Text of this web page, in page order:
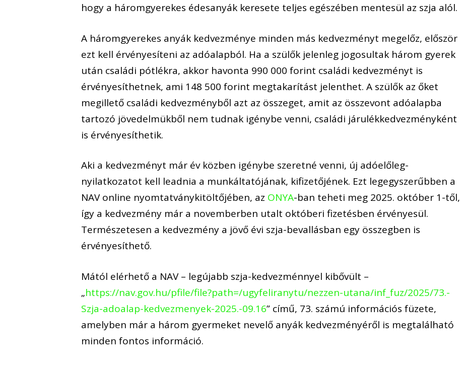
hogy a háromgyerekes édesanyák keresete teljes egészében mentesül az szja alól.
A háromgyerekes anyák kedvezménye minden más kedvezményt megelőz, először
ezt kell érvényesíteni az adóalapból. Ha a szülők jelenleg jogosultak három gyerek
után családi pótlékra, akkor havonta 990 000 forint családi kedvezményt is
érvényesíthetnek, ami 148 500 forint megtakarítást jelenthet. A szülők az őket
megillető családi kedvezményből azt az összeget, amit az összevont adóalapba
tartozó jövedelmükből nem tudnak igénybe venni, családi járulékkedvezményként
is érvényesíthetik.
Aki a kedvezményt már év közben igénybe szeretné venni, új adóelőleg-
nyilatkozatot kell leadnia a munkáltatójának, kifizetőjének. Ezt legegyszerűbben a
NAV online nyomtatványkitöltőjében, az ONYA-ban teheti meg 2025. október 1-től,
így a kedvezmény már a novemberben utalt októberi fizetésben érvényesül.
Természetesen a kedvezmény a jövő évi szja-bevallásban egy összegben is
érvényesíthető.
Mától elérhető a NAV – legújabb szja-kedvezménnyel kibővült –
„https://nav.gov.hu/pfile/file?path=/ugyfeliranytu/nezzen-utana/inf_fuz/2025/73.-
Szja-adoalap-kedvezmenyek-2025.-09.16” című, 73. számú információs füzete,
amelyben már a három gyermeket nevelő anyák kedvezményéről is megtalálható
minden fontos információ.